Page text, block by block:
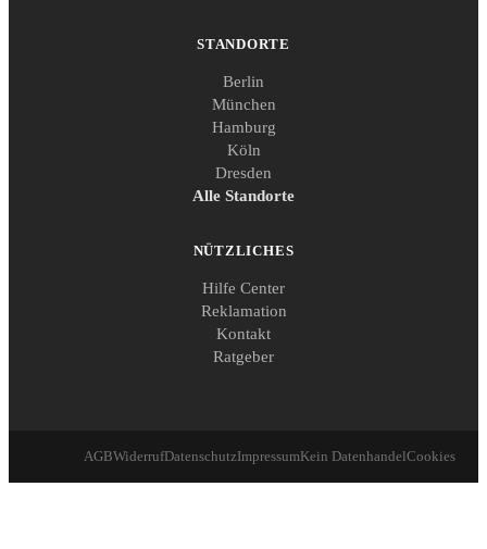
STANDORTE
Berlin
München
Hamburg
Köln
Dresden
Alle Standorte
NÜTZLICHES
Hilfe Center
Reklamation
Kontakt
Ratgeber
AGBWiderrufDatenschutzImpressumKein DatenhandelCookies